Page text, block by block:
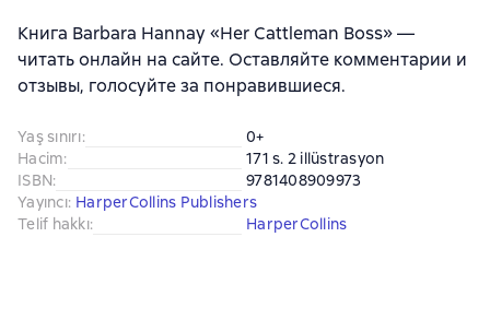
Книга Barbara Hannay «Her Cattleman Boss» —
читать онлайн на сайте. Оставляйте комментарии и
отзывы, голосуйте за понравившиеся.
Yaş sınırı:
0+
Hacim:
171 s. 2 illüstrasyon
ISBN:
9781408909973
Yayıncı: HarperCollins Publishers
Telif hakkı: HarperCollins